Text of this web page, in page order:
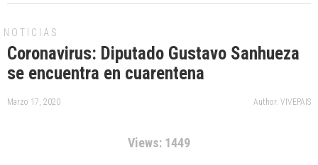
NOTICIAS
Coronavirus: Diputado Gustavo Sanhueza
se encuentra en cuarentena
Marzo 17, 2020 Author: VIVEPAIS
Views: 1449